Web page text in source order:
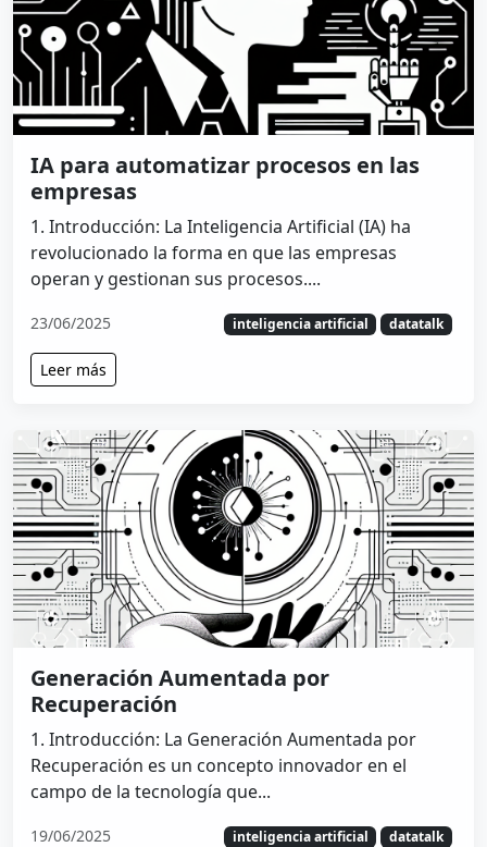
IA para automatizar procesos en las
empresas
1. Introducción: La Inteligencia Artificial (IA) ha
revolucionado la forma en que las empresas
operan y gestionan sus procesos....
23/06/2025 inteligencia artificial datatalk
Leer más
Generación Aumentada por
Recuperación
1. Introducción: La Generación Aumentada por
Recuperación es un concepto innovador en el
campo de la tecnología que...
19/06/2025 inteligencia artificial datatalk